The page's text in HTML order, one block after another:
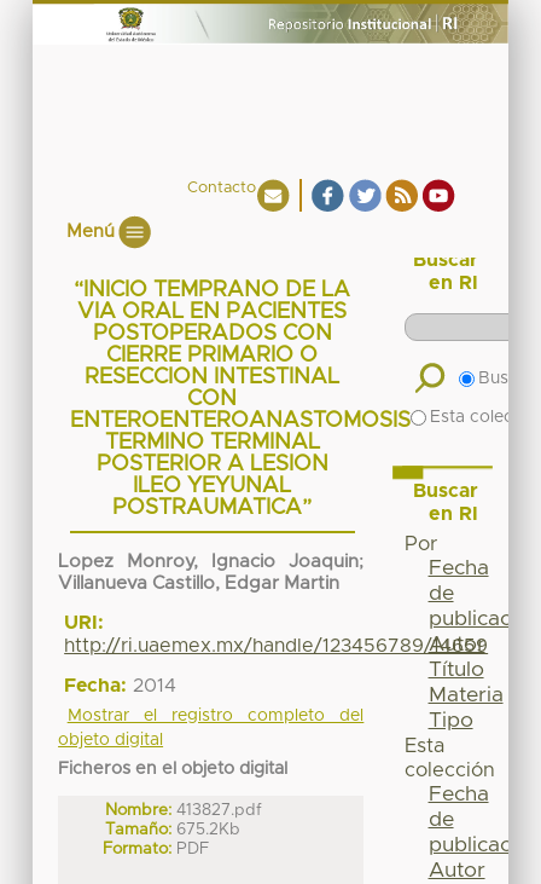
Contacto
Menú
“INICIO TEMPRANO DE LA
VIA ORAL EN PACIENTES
POSTOPERADOS CON
CIERRE PRIMARIO O
RESECCION INTESTINAL
CON
ENTEROENTEROANASTOMOSIS
TERMINO TERMINAL
POSTERIOR A LESION
ILEO YEYUNAL
POSTRAUMATICA”
Lopez Monroy, Ignacio Joaquin;
Villanueva Castillo, Edgar Martin
URI:
http://ri.uaemex.mx/handle/123456789/14659
Fecha: 2014
Mostrar el registro completo del
objeto digital
Ficheros en el objeto digital
Nombre: 413827.pdf
Tamaño: 675.2Kb
Formato: PDF
Buscar
en RI
Buscar
Esta
Buscar
en RI
Por
Fecha
de
publicación
Autor
Título
Materia
Tipo
Esta
colección
Fecha
de
publicación
Autor